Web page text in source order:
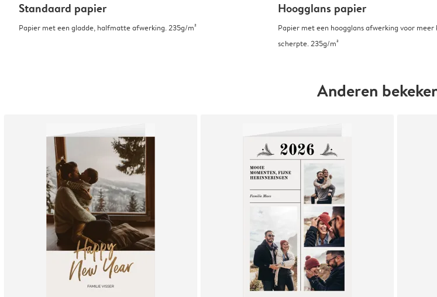
Standaard papier
Papier met een gladde, halfmatte afwerking. 235g/m²
Hoogglans papier
Papier met een hoogglans afwerking voor
scherpte. 235g/m²
Anderen